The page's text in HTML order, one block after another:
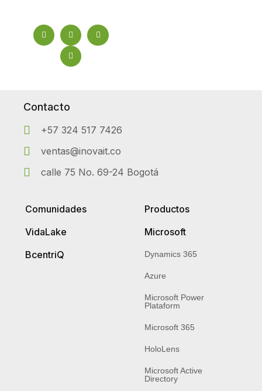
Contacto
+57 324 517 7426
ventas@inovait.co
calle 75 No. 69-24 Bogotá
Comunidades
VidaLake
BcentriQ
Productos
Microsoft
Dynamics 365
Azure
Microsoft Power
Plataform
Microsoft 365
HoloLens
Microsoft Active
Directory